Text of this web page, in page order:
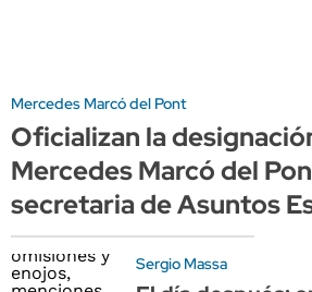
Mercedes Marcó del Pont
Oficializan la
Mercedes Marcó del
secretaria de Asuntos
Sergio Massa